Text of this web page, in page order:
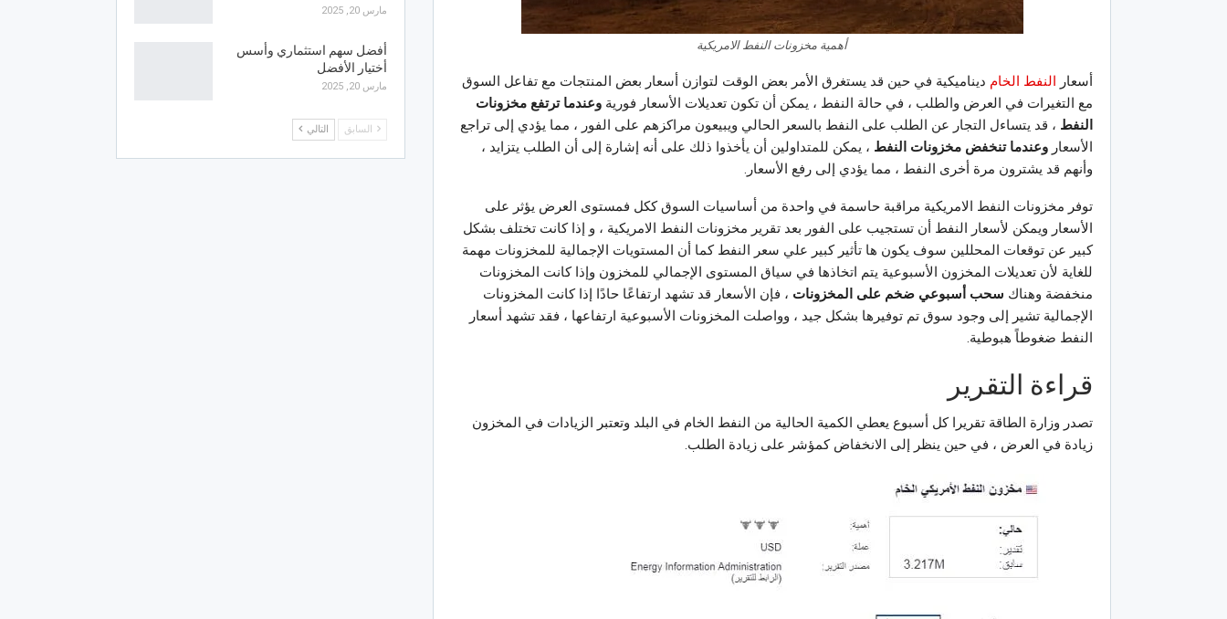
أهمية مخزونات النفط الامريكية
أسعار النفط الخام ديناميكية في حين قد يستغرق الأمر بعض الوقت لتوازن أسعار بعض المنتجات مع تفاعل السوق
مع التغيرات في العرض والطلب ، في حالة النفط ، يمكن أن تكون تعديلات الأسعار فورية وعندما ترتفع مخزونات
النفط ، قد يتساءل التجار عن الطلب على النفط بالسعر الحالي ويبيعون مراكزهم على الفور ، مما يؤدي إلى تراجع
الأسعار وعندما تنخفض مخزونات النفط ، يمكن للمتداولين أن يأخذوا ذلك على أنه إشارة إلى أن الطلب يتزايد ،
وأنهم قد يشترون مرة أخرى النفط ، مما يؤدي إلى رفع الأسعار.
توفر مخزونات النفط الامريكية مراقبة حاسمة في واحدة من أساسيات السوق ككل فمستوى العرض يؤثر على
الأسعار ويمكن لأسعار النفط أن تستجيب على الفور بعد تقرير مخزونات النفط الامريكية ، و إذا كانت تختلف بشكل
كبير عن توقعات المحللين سوف يكون ها تأثير كبير علي سعر النفط كما أن المستويات الإجمالية للمخزونات مهمة
للغاية لأن تعديلات المخزون الأسبوعية يتم اتخاذها في سياق المستوى الإجمالي للمخزون وإذا كانت المخزونات
منخفضة وهناك سحب أسبوعي ضخم على المخزونات ، فإن الأسعار قد تشهد ارتفاعًا حادًا إذا كانت المخزونات
الإجمالية تشير إلى وجود سوق تم توفيرها بشكل جيد ، وواصلت المخزونات الأسبوعية ارتفاعها ، فقد تشهد أسعار
النفط ضغوطاً هبوطية.
قراءة التقرير
تصدر وزارة الطاقة تقريرا كل أسبوع يعطي الكمية الحالية من النفط الخام في البلد وتعتبر الزيادات في المخزون
زيادة في العرض ، في حين ينظر إلى الانخفاض كمؤشر على زيادة الطلب.
مارس 20, 2025
أفضل سهم استثماري وأسس
أختيار الأفضل
مارس 20, 2025
السابق التالي